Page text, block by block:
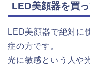
LED美顔器を買
LED美顔器で絶対に
症の方です。
光に敏感という人や